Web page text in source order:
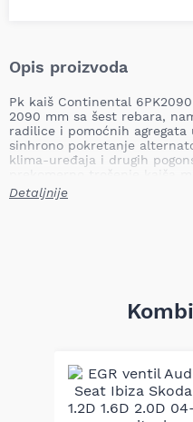
Opis proizvoda
Pk kaiš Continental
2090 mm sa šest rebara,
radilice i pomoćnih agregata
sinhrono pokretanje
klima-uređaja i drugih
napajanja pomoćnih
nefunkcionisanja klima-
Continental je prepoznatljiv
garantuje pouzdan prenos
umerenim uslovima rada.
Detaljnije